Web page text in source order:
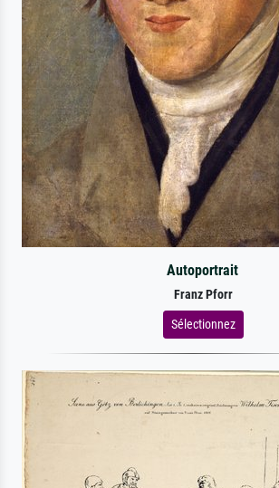
Autoportrait
Franz Pforr
Sélectionnez